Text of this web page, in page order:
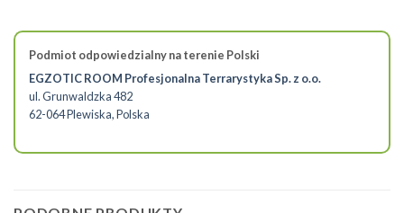
Podmiot odpowiedzialny na terenie Polski
EGZOTIC ROOM Profesjonalna Terrarystyka Sp. z o.o.
ul. Grunwaldzka 482
62-064 Plewiska, Polska